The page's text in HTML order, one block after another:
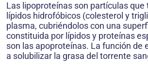
Las lipoproteínas son partículas que
lípidos hidrofóbicos (colesterol y
plasma, cubriéndolos con una
constituida por lípidos y proteínas
son las apoproteínas. La función de
a solubilizar la grasa del torrente